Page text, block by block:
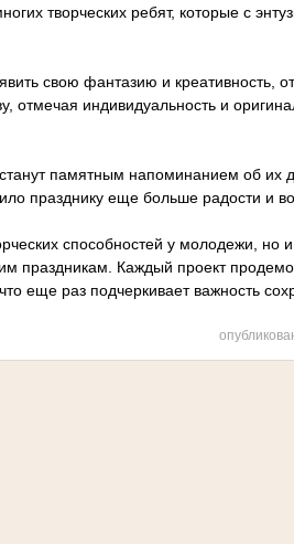
творческих ребят, которые с
свою фантазию и креативность,
отмечая индивидуальность и
памятным напоминанием об их
празднику еще больше радости и
способностей у молодежи, но
праздникам. Каждый проект
еще раз подчеркивает важность